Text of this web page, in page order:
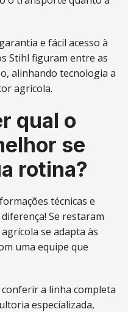
e fácil acesso à
Stihl figuram entre as
alinhando tecnologia a
agrícola.
qual o
se
rotina?
técnicas e
Se restaram
se adapta às
uma equipe que
a linha completa
especializada,